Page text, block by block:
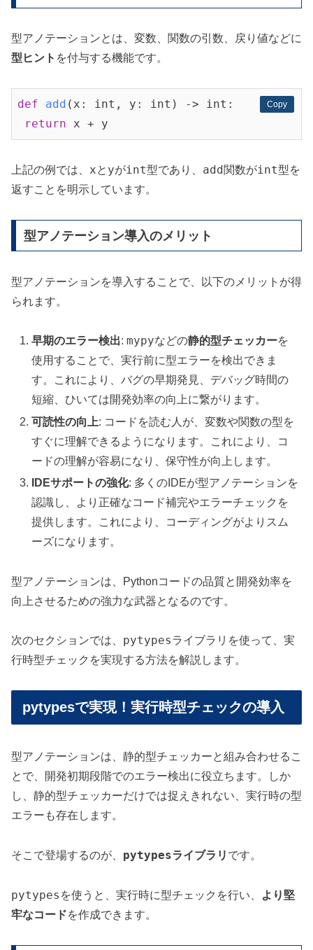
型アノテーションとは、変数、関数の引数、戻り値などに
型ヒント を付与する機能です。
Copy
Copy
def add (x: int, y: int)
-> int:
return
上記の例では、 xと yがint型であり、 add関数がint型を
返すことを明示しています。
型アノテーション導入のメリット
型アノテーションを導入することで、以下のメリットが得
られます。
早期のエラー検出:mypyなどの静的型チェッカーを
使用することで、実行前に型エラーを検出できま
す。これにより、バグの早期発見、デバッグ時間の
短縮、ひいては開発効率の向上に繋がります。
可読性の向上: コードを読む人が、変数や関数の型を
すぐに理解できるようになります。これにより、コ
ードの理解が容易になり、保守性が向上します。
IDEサポートの強化: 多くのIDEが型アノテーションを
認識し、より正確なコード補完やエラーチェックを
提供します。これにより、コーディングがよりスム
ーズになります。
型アノテーションは、Pythonコードの品質と開発効率を
向上させるための強力な武器となるのです。
次のセクションでは、 pytypesライブラリを使って、実
行時型チェックを実現する方法を解説します。
pytypesで実現！実行時型チェックの導入
型アノテーションは、静的型チェッカーと組み合わせるこ
とで、開発初期段階でのエラー検出に役立ちます。しか
し、静的型チェッカーだけでは捉えきれない、実行時の型
エラーも存在します。
そこで登場するのが、 pytypesライブラリ です。
pytypes を使うと、実行時に型チェックを行い、
より堅
牢なコードを作成できます。